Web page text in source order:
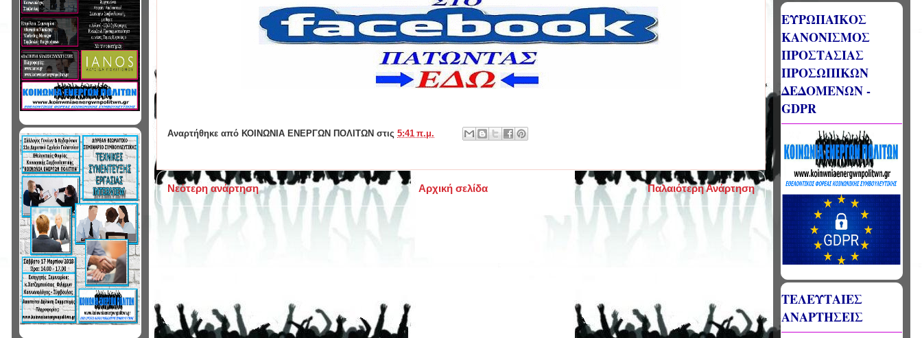
Αναρτήθηκε από ΚΟΙΝΩΝΙΑ ΕΝΕΡΓΩΝ ΠΟΛΙΤΩΝ στις 5:41 π.μ.
Νεότερη ανάρτηση Παλαιότερη Ανάρτηση
Αρχική σελίδα
ΕΥΡΩΠΑΪΚΟΣ
ΚΑΝΟΝΙΣΜΟΣ
ΠΡΟΣΤΑΣΙΑΣ
ΠΡΟΣΩΠΙΚΩΝ
ΔΕΔΟΜΕΝΩΝ -
GDPR
ΤΕΛΕΥΤΑΙΕΣ
ΑΝΑΡΤΗΣΕΙΣ